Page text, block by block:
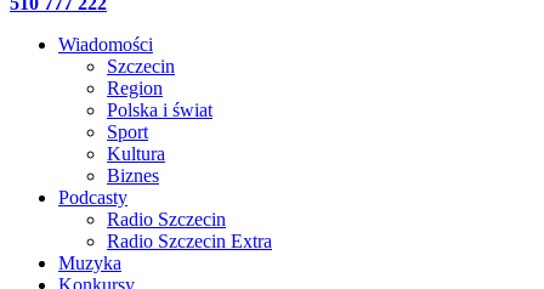
Wiadomości
Szczecin
Region
Polska i świat
Sport
Kultura
Biznes
Podcasty
Radio Szczecin
Radio Szczecin Extra
Muzyka